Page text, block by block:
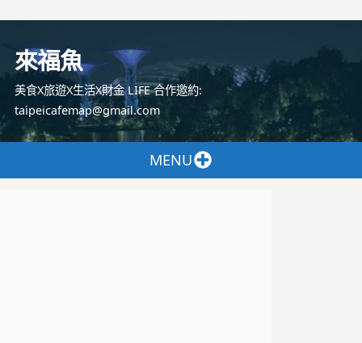
容
來福魚
美食X旅遊X生活X財金 LIFE 合作邀約:
taipeicafemap@gmail.com
MENU